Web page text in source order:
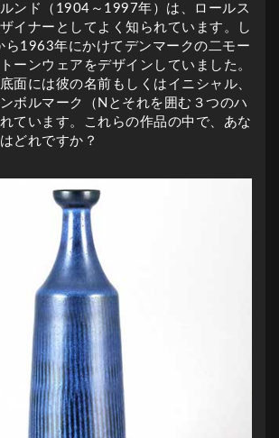
ンド（1904～1997年）は、ロールス
イナーとしてよく知られています。し
1963年にかけてデンマークの二モー
ーンウェアをデザインしていました。
面には彼の名前もしくはイニシャル、
ボルマーク（Nとそれを囲む３つのハ
ています。これらの作品の中で、あな
どれですか？